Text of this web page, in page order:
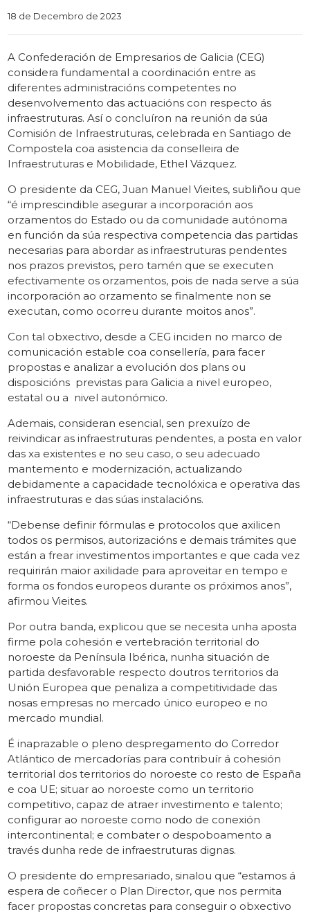
18 de Decembro de 2023
A Confederación de Empresarios de Galicia (CEG)
considera fundamental a coordinación entre as
diferentes administracións competentes no
desenvolvemento das actuacións con respecto ás
infraestruturas. Así o concluíron na reunión da súa
Comisión de Infraestruturas, celebrada en Santiago de
Compostela coa asistencia da conselleira de
Infraestruturas e Mobilidade, Ethel Vázquez.
O presidente da CEG, Juan Manuel Vieites, subliñou que
“é imprescindible asegurar a incorporación aos
orzamentos do Estado ou da comunidade autónoma
en función da súa respectiva competencia das partidas
necesarias para abordar as infraestruturas pendentes
nos prazos previstos, pero tamén que se executen
efectivamente os orzamentos, pois de nada serve a súa
incorporación ao orzamento se finalmente non se
executan, como ocorreu durante moitos anos”.
Con tal obxectivo, desde a CEG inciden no marco de
comunicación estable coa consellería, para facer
propostas e analizar a evolución dos plans ou
disposicións previstas para Galicia a nivel europeo,
estatal ou a nivel autonómico.
Ademais, consideran esencial, sen prexuízo de
reivindicar as infraestruturas pendentes, a posta en valor
das xa existentes e no seu caso, o seu adecuado
mantemento e modernización, actualizando
debidamente a capacidade tecnolóxica e operativa das
infraestruturas e das súas instalacións.
“Debense definir fórmulas e protocolos que axilicen
todos os permisos, autorizacións e demais trámites que
están a frear investimentos importantes e que cada vez
requirirán maior axilidade para aproveitar en tempo e
forma os fondos europeos durante os próximos anos”,
afirmou Vieites.
Por outra banda, explicou que se necesita unha aposta
firme pola cohesión e vertebración territorial do
noroeste da Península Ibérica, nunha situación de
partida desfavorable respecto doutros territorios da
Unión Europea que penaliza a competitividade das
nosas empresas no mercado único europeo e no
mercado mundial.
É inaprazable o pleno despregamento do Corredor
Atlántico de mercadorías para contribuír á cohesión
territorial dos territorios do noroeste co resto de España
e coa UE; situar ao noroeste como un territorio
competitivo, capaz de atraer investimento e talento;
configurar ao noroeste como nodo de conexión
intercontinental; e combater o despoboamento a
través dunha rede de infraestruturas dignas.
O presidente do empresariado, sinalou que “estamos á
espera de coñecer o Plan Director, que nos permita
facer propostas concretas para conseguir o obxectivo